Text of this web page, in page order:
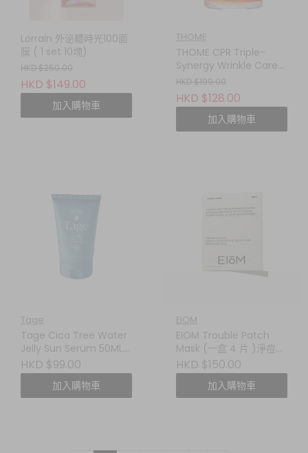
Lorrain 外泌體時光100面
膜 ( 1 set 10塊)
HKD $250.00
HKD $149.00
加入購物車
THOME
THOME CPR Triple-
Synergy Wrinkle Care
Serum 30ML 三效協同抗
皺精華
HKD $199.00
HKD $128.00
加入購物車
Tage
Tage Cica Tree Water
Jelly Sun Serum 50ML
積雪草樹水分凝凍防曬精
華
HKD $99.00
加入購物車
EIOM
EIOM Trouble Patch
Mask (一盒 4 片 )淨痘修
護貼片面膜
HKD $150.00
加入購物車